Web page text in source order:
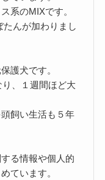
系のMIXです。
たんが加わりまし
護犬です。
、１週間ほど大
飼い生活も５年
る情報や個人的
ています。